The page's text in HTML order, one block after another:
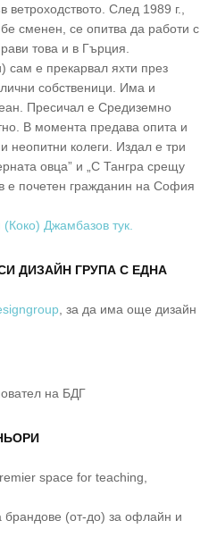
След 1989 г.,
бе сменен, се опитва да работи с
това и в Гърция.
сам е прекарвал яхти през
собственици. Има и
Пресичал е Средиземно
В момента предава опита и
неопитни колеги. Издал е три
овца” и „С Тангра срещу
е почетен гражданин на София
Джамбазов тук.
ДИЗАЙН ГРУПА С ЕДНА
, за да има още дизайн
на БДГ
space for teaching,
(от-до) за офлайн и